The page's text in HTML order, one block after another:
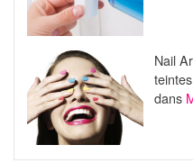
Nail
dans